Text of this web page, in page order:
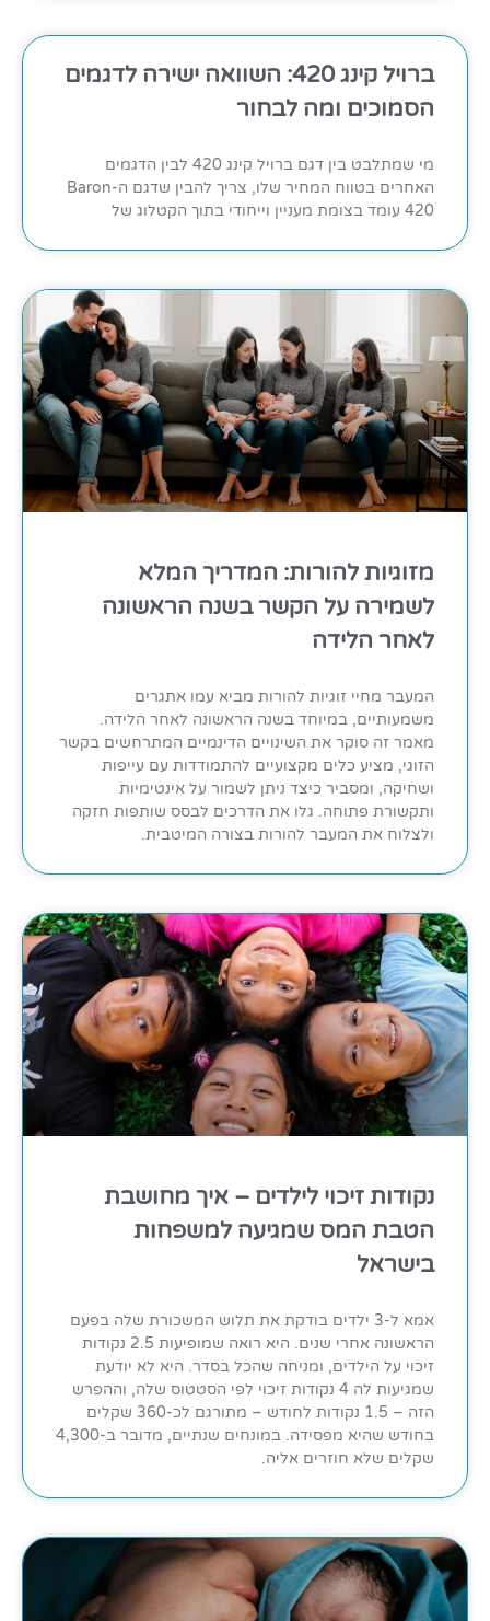
ברויל קינג 420: השוואה ישירה לדגמים
הסמוכים ומה לבחור
מי שמתלבט בין דגם ברויל קינג 420 לבין הדגמים
האחרים בטווח המחיר שלו, צריך להבין שדגם ה-Baron
420 עומד בצומת מעניין וייחודי בתוך הקטלוג של
מזוגיות להורות: המדריך המלא
לשמירה על הקשר בשנה הראשונה
לאחר הלידה
המעבר מחיי זוגיות להורות מביא עמו אתגרים
משמעותיים, במיוחד בשנה הראשונה לאחר הלידה.
מאמר זה סוקר את השינויים הדינמיים המתרחשים בקשר
הזוגי, מציע כלים מקצועיים להתמודדות עם עייפות
ושחיקה, ומסביר כיצד ניתן לשמור על אינטימיות
ותקשורת פתוחה. גלו את הדרכים לבסס שותפות חזקה
ולצלוח את המעבר להורות בצורה המיטבית.
נקודות זיכוי לילדים – איך מחושבת
הטבת המס שמגיעה למשפחות
בישראל
אמא ל-3 ילדים בודקת את תלוש המשכורת שלה בפעם
הראשונה אחרי שנים. היא רואה שמופיעות 2.5 נקודות
זיכוי על הילדים, ומניחה שהכל בסדר. היא לא יודעת
שמגיעות לה 4 נקודות זיכוי לפי הסטטוס שלה, וההפרש
הזה – 1.5 נקודות לחודש – מתורגם לכ-360 שקלים
בחודש שהיא מפסידה. במונחים שנתיים, מדובר ב-4,300
שקלים שלא חוזרים אליה.